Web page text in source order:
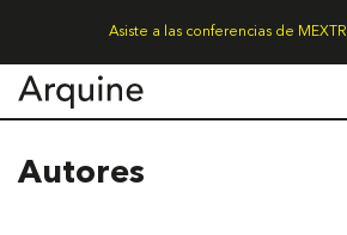
Asiste a las conferencias de
Autores